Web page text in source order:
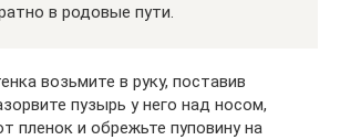
в родовые пути.
возьмите в руку, поставив
пузырь у него над носом,
пленок и обрежьте пуповину на